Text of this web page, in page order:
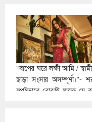
“বাপের ঘরে লক্ষী আমি /
ছাড়া সংসার অসম্পূর্ণা।”-
স্পষ্টভাবে বোঝাই যাচ্ছে যে